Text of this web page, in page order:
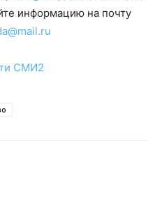
информацию на почту
СМИ2